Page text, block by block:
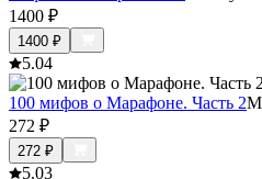
1400 ₽
1400 ₽
5.04
100 мифов о Марафоне. Часть 2
272 ₽
272 ₽
5.03